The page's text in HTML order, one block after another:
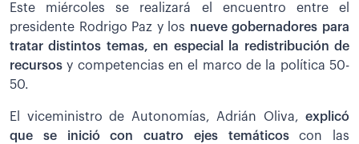
Este miércoles se realizará el encuentro entre el
presidente Rodrigo Paz y los nueve gobernadores para
tratar distintos temas, en especial la redistribución de
recursos y competencias en el marco de la política 50-
50.
El viceministro de Autonomías, Adrián Oliva, explicó
que se inició con cuatro ejes temáticoscon las